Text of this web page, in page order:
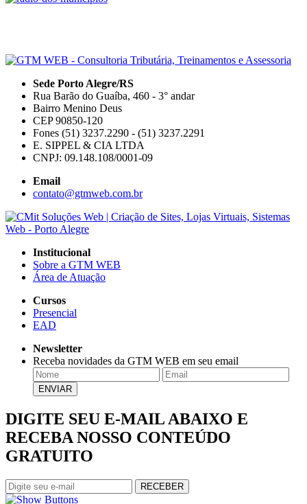
Sede Porto Alegre/RS
Rua Barão do Guaíba, 460 - 3° andar
Bairro Menino Deus
CEP 90850-120
Fones (51) 3237.2290 - (51) 3237.2291
E. SIPPEL & CIA LTDA
CNPJ: 09.148.108/0001-09
Email
contato@gtmweb.com.br
Institucional
Sobre a GTM WEB
Área de Atuação
Cursos
Presencial
EAD
Newsletter
Receba novidades da GTM WEB em seu email
DIGITE SEU E-MAIL ABAIXO E
RECEBA NOSSO CONTEÚDO
GRATUITO